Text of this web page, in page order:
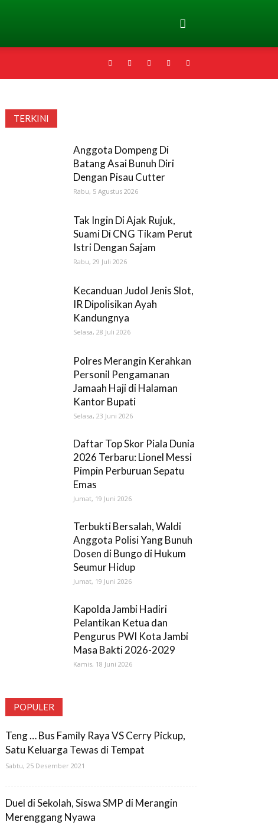
TERKINI
Anggota Dompeng Di
Batang Asai Bunuh Diri
Dengan Pisau Cutter
Rabu, 5 Agustus 2026
Tak Ingin Di Ajak Rujuk,
Suami Di CNG Tikam Perut
Istri Dengan Sajam
Rabu, 29 Juli 2026
Kecanduan Judol Jenis Slot,
IR Dipolisikan Ayah
Kandungnya
Selasa, 28 Juli 2026
Polres Merangin Kerahkan
Personil Pengamanan
Jamaah Haji di Halaman
Kantor Bupati
Selasa, 23 Juni 2026
Daftar Top Skor Piala Dunia
2026 Terbaru: Lionel Messi
Pimpin Perburuan Sepatu
Emas
Jumat, 19 Juni 2026
Terbukti Bersalah, Waldi
Anggota Polisi Yang Bunuh
Dosen di Bungo di Hukum
Seumur Hidup
Jumat, 19 Juni 2026
Kapolda Jambi Hadiri
Pelantikan Ketua dan
Pengurus PWI Kota Jambi
Masa Bakti 2026-2029
Kamis, 18 Juni 2026
POPULER
Teng … Bus Family Raya VS Cerry Pickup,
Satu Keluarga Tewas di Tempat
Sabtu, 25 Desember 2021
Duel di Sekolah, Siswa SMP di Merangin
Merenggang Nyawa